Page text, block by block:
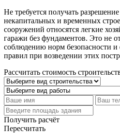
Не требуется получать
некапитальных и временных
сооружений относятся легкие
гаражи без фундаментов. Это не
соблюдению норм безопасности
правил при возведении этих
Рассчитать стоимость
Получить расчёт
Пересчитать